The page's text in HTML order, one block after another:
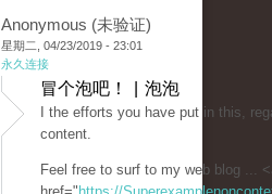
Anonymous (未验证)
星期二, 04/23/2019 - 23:01
永久连接
冒个泡吧！ | 泡泡
I the efforts you have put in this,
content.
Feel free to surf to my web blog ...